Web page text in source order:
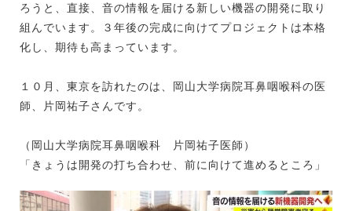
ろうと、直接、音の情報を届ける新しい機器の開発に取り
組んでいます。３年後の完成に向けてプロジェクトは本格
化し、期待も高まっています。
１０月、東京を訪れたのは、岡山大学病院耳鼻咽喉科の医
師、片岡祐子さんです。
（岡山大学病院耳鼻咽喉科 片岡祐子医師）
「きょうは開発の打ち合わせ、前に向けて進めるところ」